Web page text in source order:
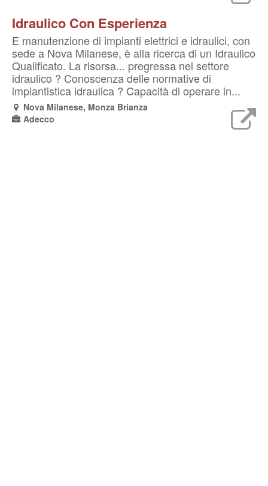
Idraulico Con Esperienza
E manutenzione di impianti elettrici e idraulici, con
sede a Nova Milanese, è alla ricerca di un Idraulico
Qualificato. La risorsa... pregressa nel settore
idraulico ? Conoscenza delle normative di
impiantistica idraulica ? Capacità di operare in...
Nova Milanese, Monza Brianza
Adecco